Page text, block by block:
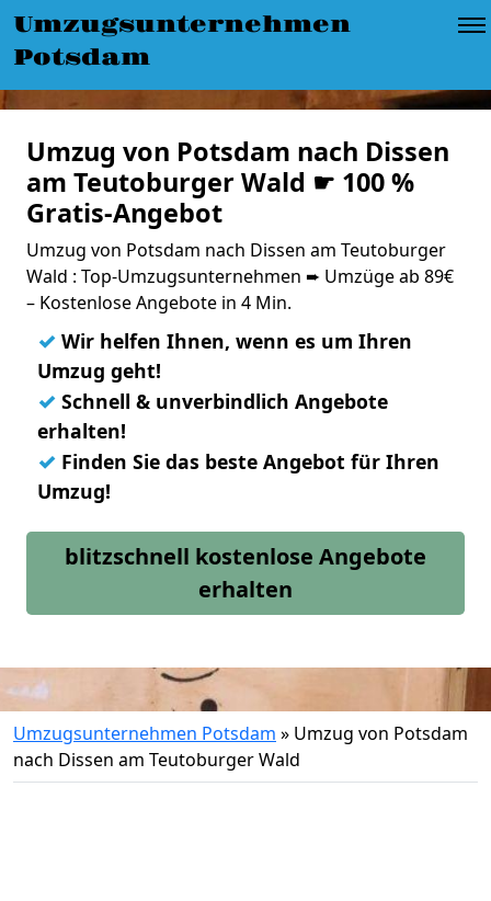
Umzugsunternehmen
Potsdam
Umzug von Potsdam nach Dissen
am Teutoburger Wald ☛ 100 %
Gratis-Angebot
Umzug von Potsdam nach Dissen am Teutoburger
Wald : Top-Umzugsunternehmen ➨ Umzüge ab 89€
– Kostenlose Angebote in 4 Min.
✓ Wir helfen Ihnen, wenn es um Ihren
Umzug geht!
✓ Schnell & unverbindlich Angebote
erhalten!
✓ Finden Sie das beste Angebot für Ihren
Umzug!
blitzschnell kostenlose Angebote
erhalten
Umzugsunternehmen Potsdam » Umzug von Potsdam
nach Dissen am Teutoburger Wald